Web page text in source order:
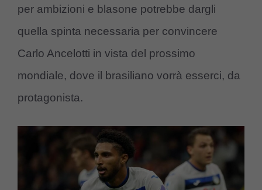
per ambizioni e blasone potrebbe dargli
quella spinta necessaria per convincere
Carlo Ancelotti in vista del prossimo
mondiale, dove il brasiliano vorrà esserci, da
protagonista.